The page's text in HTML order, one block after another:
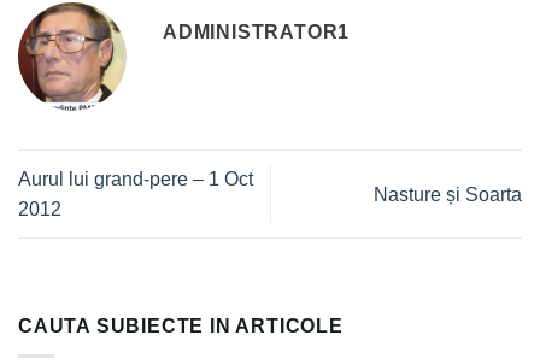
ADMINISTRATOR1
Aurul lui grand-pere – 1 Oct
2012
Nasture și Soarta
CAUTA SUBIECTE IN ARTICOLE